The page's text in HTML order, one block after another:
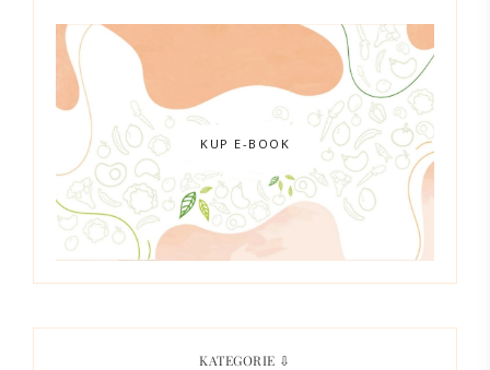
KUP E-BOOK
KATEGORIE ⇩